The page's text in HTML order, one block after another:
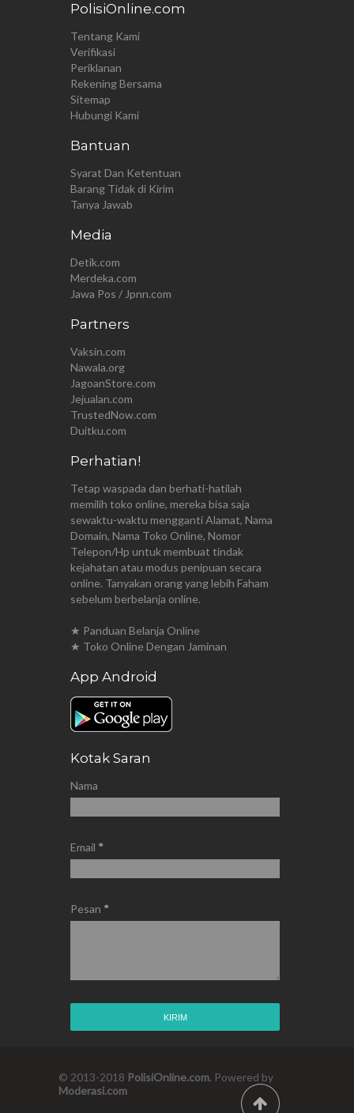
PolisiOnline.com
Tentang Kami
Verifikasi
Periklanan
Rekening Bersama
Sitemap
Hubungi Kami
Bantuan
Syarat Dan Ketentuan
Barang Tidak di Kirim
Tanya Jawab
Media
Detik.com
Merdeka.com
Jawa Pos / Jpnn.com
Partners
Vaksin.com
Nawala.org
JagoanStore.com
Jejualan.com
TrustedNow.com
Duitku.com
Perhatian!
Tetap waspada dan berhati-hatilah
memilih toko online, mereka bisa saja
sewaktu-waktu mengganti Alamat, Nama
Domain, Nama Toko Online, Nomor
Telepon/Hp untuk membuat tindak
kejahatan atau modus penipuan secara
online. Tanyakan orang yang lebih Faham
sebelum berbelanja online.
★ Panduan Belanja Online
★ Toko Online Dengan Jaminan
App Android
Kotak Saran
Nama
Email *
Pesan *
© 2013-2018 PolisiOnline.com. Powered by
Moderasi.com